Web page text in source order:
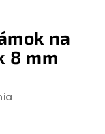
na
8 mm